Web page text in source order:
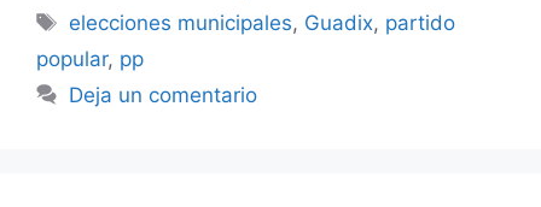
Etiquetas
elecciones municipales, Guadix, partido
popular, pp
Deja un comentario